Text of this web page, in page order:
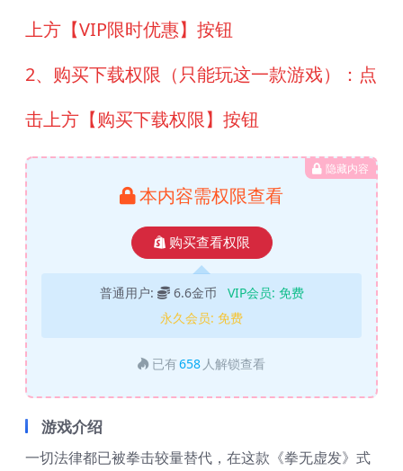
上方【VIP限时优惠】按钮
2、购买下载权限（只能玩这一款游戏）：点
击上方【购买下载权限】按钮
隐藏内容
本内容需权限查看
购买查看权限
普通用户: 6.6金币 VIP会员: 免费
永久会员: 免费
已有658 人解锁查看
游戏介绍
一切法律都已被拳击较量替代，在这款《拳无虚发》式